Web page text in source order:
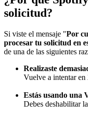
solicitud?
Si viste el mensaje "Por
procesar tu solicitud en
de una de las siguientes
Realizaste
Vuelve a intentar en
Estás usando una
Debes deshabilitar